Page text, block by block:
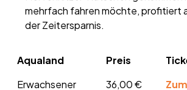
mehrfach fahren möchte, profitiert
der Zeitersparnis.
Aqualand Preis
Erwachsener
36,00 €